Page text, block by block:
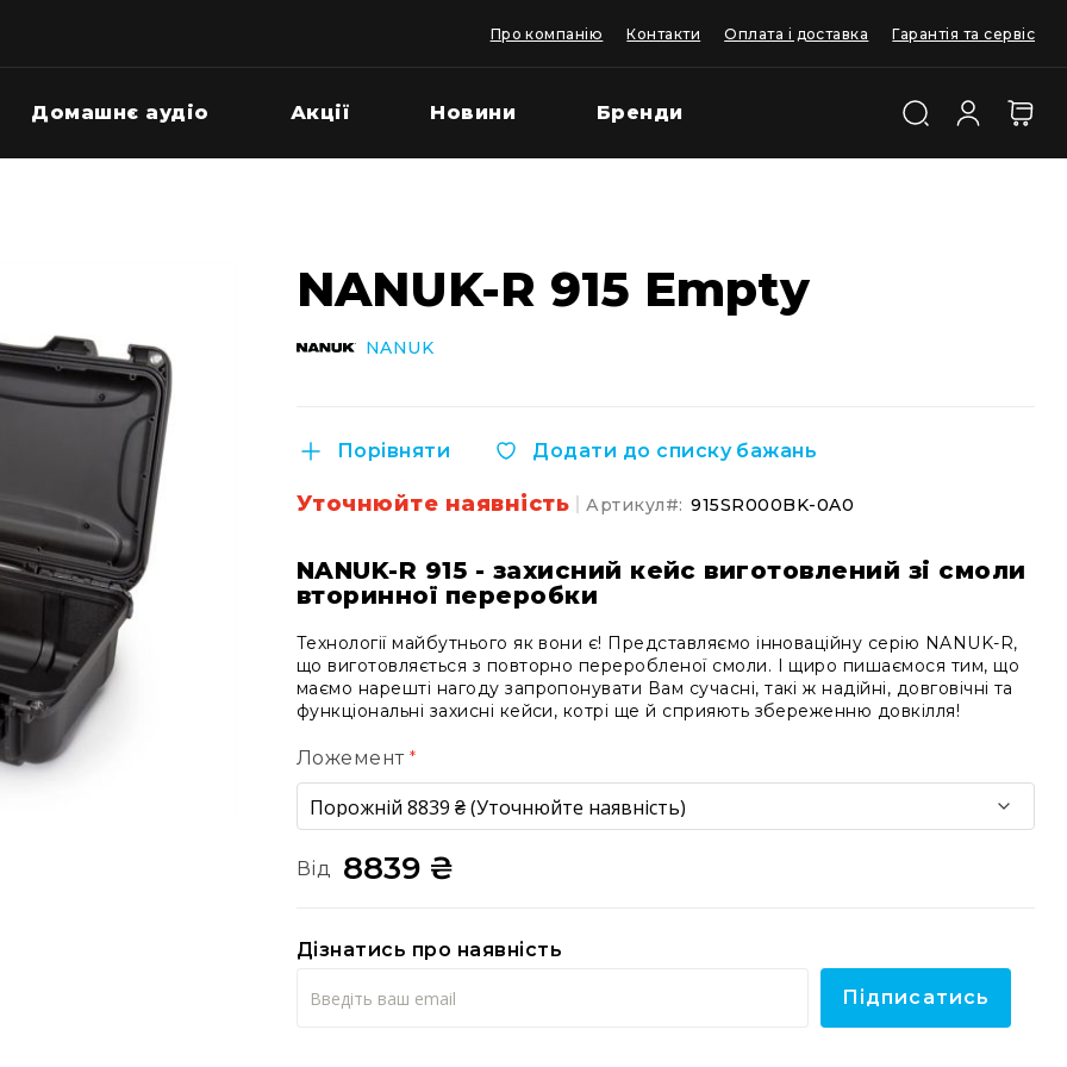
Про компанію Контакти Оплата і доставка Гарантія та сервіс
Домашнє аудіо Акції Новини Бренди
NANUK-R 915 Empty
NANUK
Порівняти Додати до списку бажань
Уточнюйте наявність Артикул 915SR000BK-0A0
NANUK-R 915 - захисний кейс виготовлений зі смоли
вторинної переробки
Технології майбутнього як вони є! Представляємо інноваційну серію NANUK-R,
що виготовляється з повторно переробленої смоли. І щиро пишаємося тим, що
маємо нарешті нагоду запропонувати Вам сучасні, такі ж надійні, довговічні та
функціональні захисні кейси, котрі ще й сприяють збереженню довкілля!
Ложемент
Від 8839 ₴
Дізнатись про наявність
Підписатись